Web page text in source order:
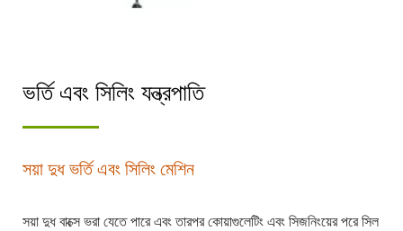
ভর্তি এবং সিলিং যন্ত্রপাতি
সয়া দুধ ভর্তি এবং সিলিং মেশিন
সয়া দুধ বাক্সে ভরা যেতে পারে এবং তারপর কোয়াগুলেটিং এবং সিজনিংয়ের পরে সিল